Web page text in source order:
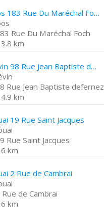
CIC Loos 183 Rue Du Maréchal Foch
Rue Du Maréchal Foch
km
CIC Liévin 98 Rue Jean Baptiste defernez
Rue Jean Baptiste defernez
km
19 Rue Saint Jacques
Rue Saint Jacques
km
2 Rue de Cambrai
Rue de Cambrai
km